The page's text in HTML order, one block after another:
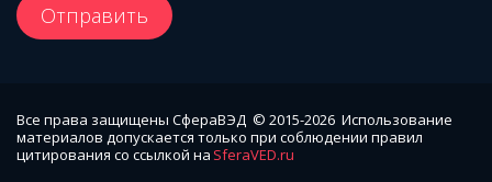
Отправить
Все права защищены СфераВЭД  © 2015-2026  Использование
материалов допускается только при соблюдении правил
цитирования со ссылкой на SferaVED.ru